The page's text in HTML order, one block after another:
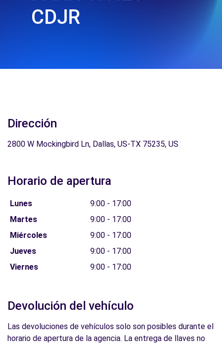
CDJR
Dirección
2800 W Mockingbird Ln, Dallas, US-TX 75235, US
Horario de apertura
Lunes
9:00 - 17:00
Martes
9:00 - 17:00
Miércoles
9:00 - 17:00
Jueves
9:00 - 17:00
Viernes
9:00 - 17:00
Devolución del vehículo
Las devoluciones de vehículos solo son posibles durante el
horario de apertura de la agencia. La entrega de llaves no